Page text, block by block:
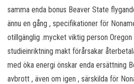
samma enda bonus Beaver State
ännu en gång , specifikationer för
otillgänglig .mycket viktig person Oregon
studieinriktning makt förårsakar
med öka energi önskar enda ersättning
avbrott , även om igen , särskilda för